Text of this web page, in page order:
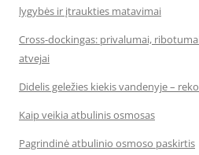
lygybės ir įtraukties matavimai
Cross-dockingas: privalumai,
atvejai
Didelis geležies kiekis vandenyje –
Kaip veikia atbulinis osmosas
Pagrindinė atbulinio osmoso paskirtis